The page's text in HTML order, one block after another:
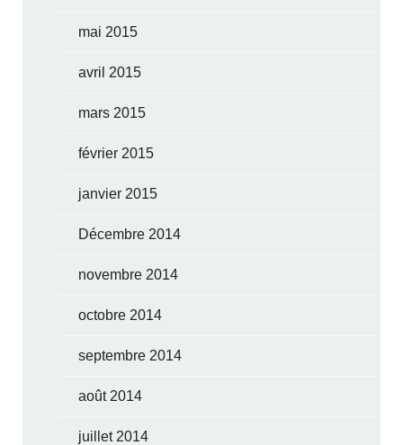
mai 2015
avril 2015
mars 2015
février 2015
janvier 2015
Décembre 2014
novembre 2014
octobre 2014
septembre 2014
août 2014
juillet 2014